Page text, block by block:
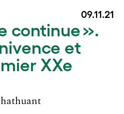
09.11.21
continue ».
et
XXe